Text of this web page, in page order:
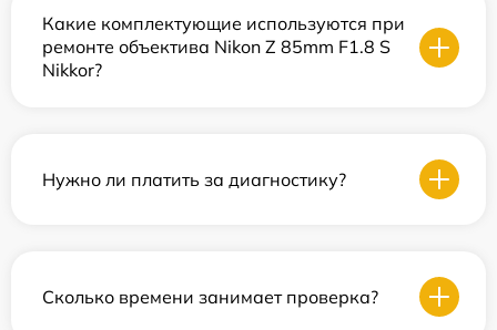
Какие комплектующие используются при
ремонте объектива Nikon Z 85mm F1.8 S
Nikkor?
Нужно ли платить за диагностику?
Сколько времени занимает проверка?